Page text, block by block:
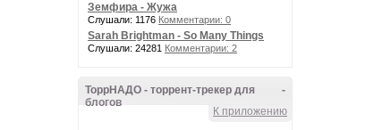
Земфира - Жужа
Слушали: 1176 Комментарии: 0
Sarah Brightman - So Many Things
Слушали: 24281 Комментарии: 2
-
ТоррНАДО - торрент-трекер для
блогов
К приложению